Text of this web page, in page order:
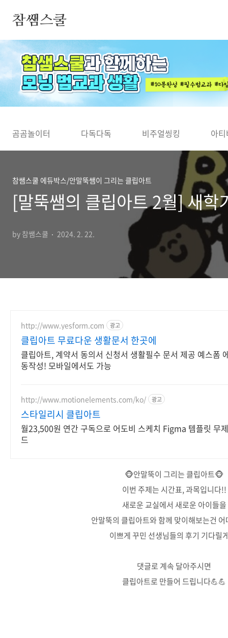
참쌤스쿨
◀
곰곰놀이터 다독다독 비주얼씽킹 아
참쌤스쿨 에듀박스/안말뚝쌤이 그리는 클립아트
[말뚝쌤의 클립아트 2월] 새학
by 참쌤스쿨 2024. 2. 22.
http://www.yesform.com 광고
클립아트 무료다운 생활문서 한곳에
클립아트, 계약서 동의서 신청서 생활필수 문서 제공 예스폼
동작성! 모바일에서도 가능
http://www.motionelements.com/ko/ 광고
스타일리시 클립아트
월23,500원 연간 구독으로 어도비 스케치 Figma 템플릿 무
드
🐵안말뚝이 그리는 클립아트🐵
이번 주제는 시간표, 과목입니다!!
새로운 교실에서 새로운 아이들을
안말뚝의 클립아트와 함께 맞이해보는건 어
이쁘게 꾸민 선생님들의 후기 기다릴
댓글로 계속 달아주시면
클립아트로 만들어 드립니다💪💪